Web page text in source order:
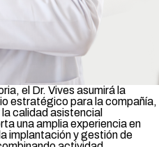
el Dr. Vives asumirá la
estratégico para la compañía,
calidad asistencial
una amplia experiencia en
implantación y gestión de